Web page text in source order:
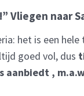
Vliegen naar
het is een
goed vol, dus
aanbiedt ,